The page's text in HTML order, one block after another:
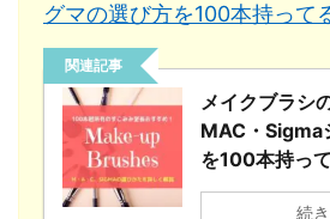
グマの選び方を100本持って
関連記事
メイクブラシ
MAC・Sigma
を100本持っ
続